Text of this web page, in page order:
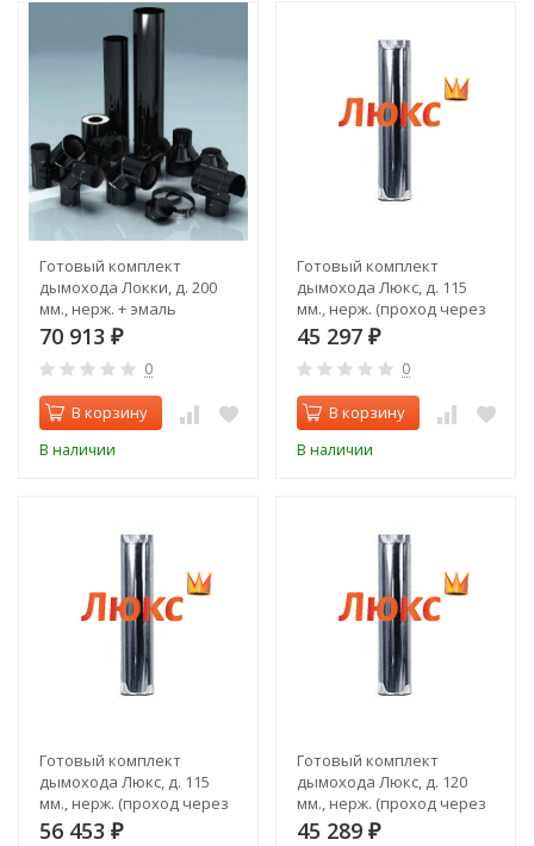
Готовый комплект
дымохода Локки, д. 200
мм., нерж. + эмаль
(проход через стену,
задний выход)
70 913 ₽
0
В корзину
В наличии
Готовый комплект
дымохода Люкс, д. 115
мм., нерж. (проход через
крышу, верхний выход)
45 297 ₽
0
В корзину
В наличии
Готовый комплект
дымохода Люкс, д. 115
мм., нерж. (проход через
стену, верхний выход)
56 453 ₽
Готовый комплект
дымохода Люкс, д. 120
мм., нерж. (проход через
крышу, верхний выход)
45 289 ₽